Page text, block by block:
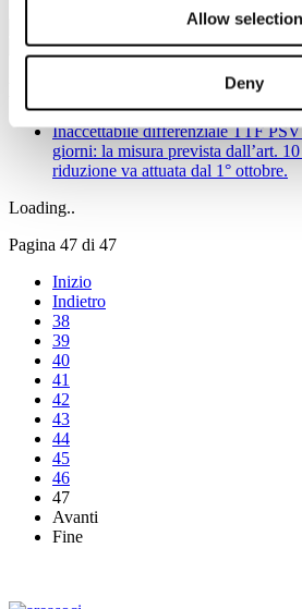
Allow selection
Deny
Inaccettabile differenziale TTF
giorni: la misura prevista dall’art.
riduzione va attuata dal 1° ottobre.
Loading..
Pagina 47 di 47
Inizio
Indietro
38
39
40
41
42
43
44
45
46
47
Avanti
Fine